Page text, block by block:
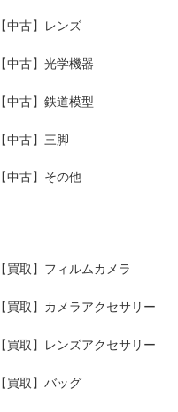
【中古】レンズ
【中古】光学機器
【中古】鉄道模型
【中古】三脚
【中古】その他
【買取】フィルムカメラ
【買取】カメラアクセサリー
【買取】レンズアクセサリー
【買取】バッグ